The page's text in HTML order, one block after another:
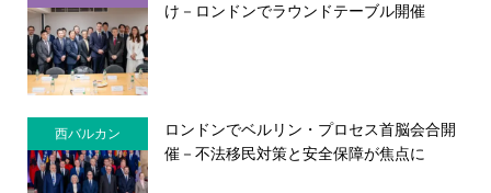
け－ロンドンでラウンドテーブル開催
西バルカン
ロンドンでベルリン・プロセス首脳会合開
催－不法移民対策と安全保障が焦点に